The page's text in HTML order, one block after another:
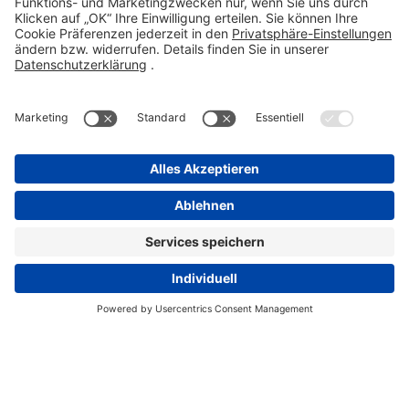
Kontakt
Compliance Reporting Portal ⧉
FOLGEN SIE UNS
Datenschutz
Disclaimer
Pflichtangaben